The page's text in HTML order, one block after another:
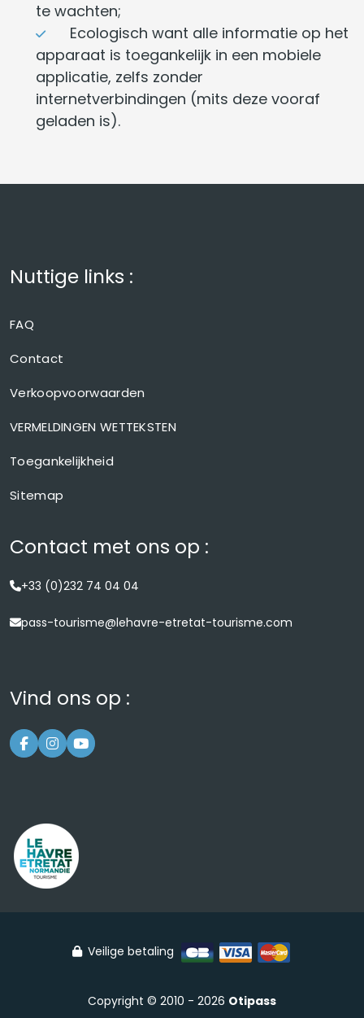
te wachten;
Ecologisch want alle informatie op het
apparaat is toegankelijk in een mobiele
applicatie, zelfs zonder
internetverbindingen (mits deze vooraf
geladen is).
Nuttige links :
FAQ
Contact
Verkoopvoorwaarden
VERMELDINGEN WETTEKSTEN
Toegankelijkheid
Sitemap
Contact met ons op :
+33 (0)232 74 04 04
pass-tourisme@lehavre-etretat-tourisme.com
Vind ons op :
Veilige betaling
Copyright © 2010 - 2026 Otipass